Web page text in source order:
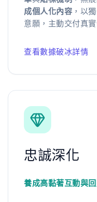
成個人化內容 ，以
意願，主動交付真實
查看數據破冰詳情
忠誠深化
養成高黏著互動與